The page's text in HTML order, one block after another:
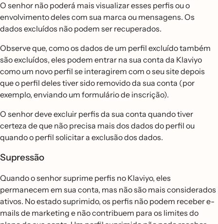
O senhor não poderá mais visualizar esses perfis ou o
envolvimento deles com sua marca ou mensagens. Os
dados excluídos não podem ser recuperados.
Observe que, como os dados de um perfil excluído também
são excluídos, eles podem entrar na sua conta da Klaviyo
como um novo perfil se interagirem com o seu site depois
que o perfil deles tiver sido removido da sua conta (por
exemplo, enviando um formulário de inscrição).
O senhor deve excluir perfis da sua conta quando tiver
certeza de que não precisa mais dos dados do perfil ou
quando o perfil solicitar a exclusão dos dados.
Supressão
Quando o senhor suprime perfis no Klaviyo, eles
permanecem em sua conta, mas não são mais considerados
ativos. No estado suprimido, os perfis não podem receber e-
mails de marketing e não contribuem para os limites do